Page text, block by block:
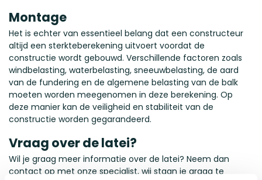
Montage
Het is echter van essentieel belang dat een constructeur
altijd een sterkteberekening uitvoert voordat de
constructie wordt gebouwd. Verschillende factoren zoals
windbelasting, waterbelasting, sneeuwbelasting, de aard
van de fundering en de algemene belasting van de balk
moeten worden meegenomen in deze berekening. Op
deze manier kan de veiligheid en stabiliteit van de
constructie worden gegarandeerd.
Vraag over de latei?
Wil je graag meer informatie over de latei? Neem dan
contact op met onze specialist, wij staan je graag te